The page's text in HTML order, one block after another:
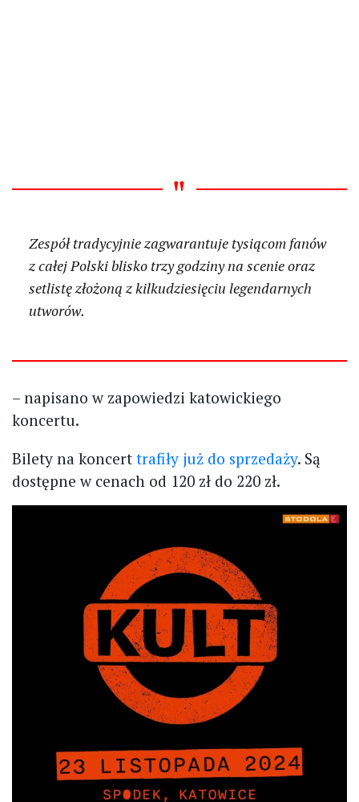
Zespół tradycyjnie zagwarantuje tysiącom fanów
z całej Polski blisko trzy godziny na scenie oraz
setlistę złożoną z kilkudziesięciu legendarnych
utworów.
– napisano w zapowiedzi katowickiego
koncertu.
Bilety na koncert trafiły już do sprzedaży. Są
dostępne w cenach od 120 zł do 220 zł.